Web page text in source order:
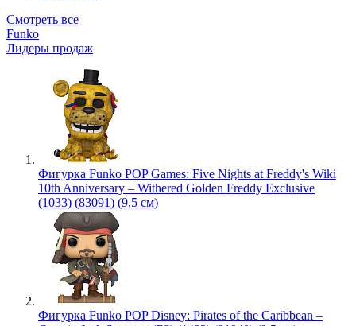
Смотреть все
Funko
Лидеры продаж
Фигурка Funko POP Games: Five Nights at Freddy's Wiki
10th Anniversary – Withered Golden Freddy Exclusive
(1033) (83091) (9,5 см)
Фигурка Funko POP Disney: Pirates of the Caribbean –